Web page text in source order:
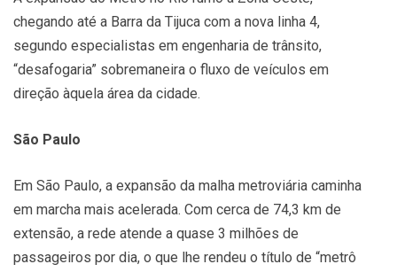
chegando até a Barra da Tijuca com a nova linha 4,
segundo especialistas em engenharia de trânsito,
“desafogaria” sobremaneira o fluxo de veículos em
direção àquela área da cidade.
São Paulo
Em São Paulo, a expansão da malha metroviária caminha
em marcha mais acelerada. Com cerca de 74,3 km de
extensão, a rede atende a quase 3 milhões de
passageiros por dia, o que lhe rendeu o título de “metrô